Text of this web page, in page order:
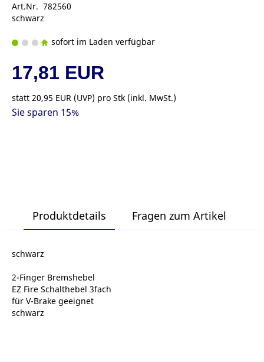
Art.Nr. 782560
schwarz
sofort im Laden verfügbar
17,81 EUR
statt 20,95 EUR (UVP) pro Stk (inkl. MwSt.)
Sie sparen 15%
Produktdetails Fragen zum Artikel
schwarz
2-Finger Bremshebel
EZ Fire Schalthebel 3fach
für V-Brake geeignet
schwarz